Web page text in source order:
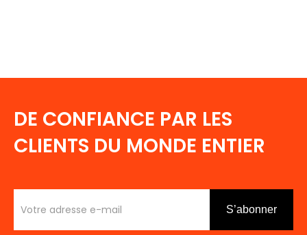
DE CONFIANCE PAR LES
CLIENTS DU MONDE ENTIER
S’abonner